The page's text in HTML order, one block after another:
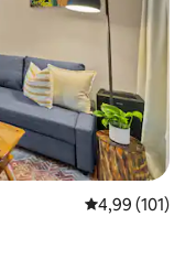
4,99 de uma
4,99 (101)